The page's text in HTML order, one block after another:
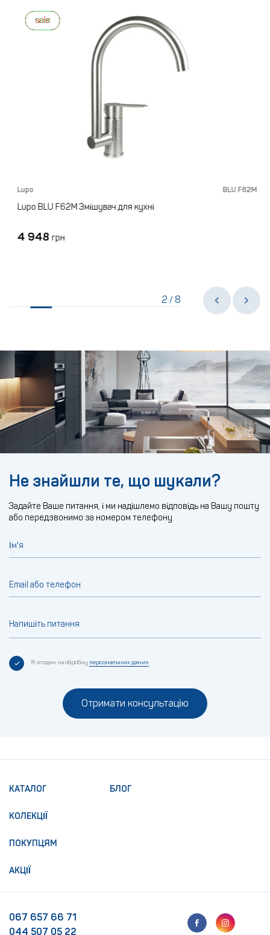
sale
new
Lupo BLU F62M
Lupo BLU F62M Змішувач для кухні
4 948 грн
2 / 8
Не знайшли те, що шукали?
Задайте Ваше питання, і ми надішлемо відповідь на Вашу пошту
або передзвонимо за номером телефону
Ім'я
Email або телефон
Напишіть питання
Я згоден на обробку персональних даних
Отримати консультацію
КАТАЛОГ
КОЛЕКЦІЇ
ПОКУПЦЯМ
АКЦІЇ
БЛОГ
067 657 66 71
044 507 05 22